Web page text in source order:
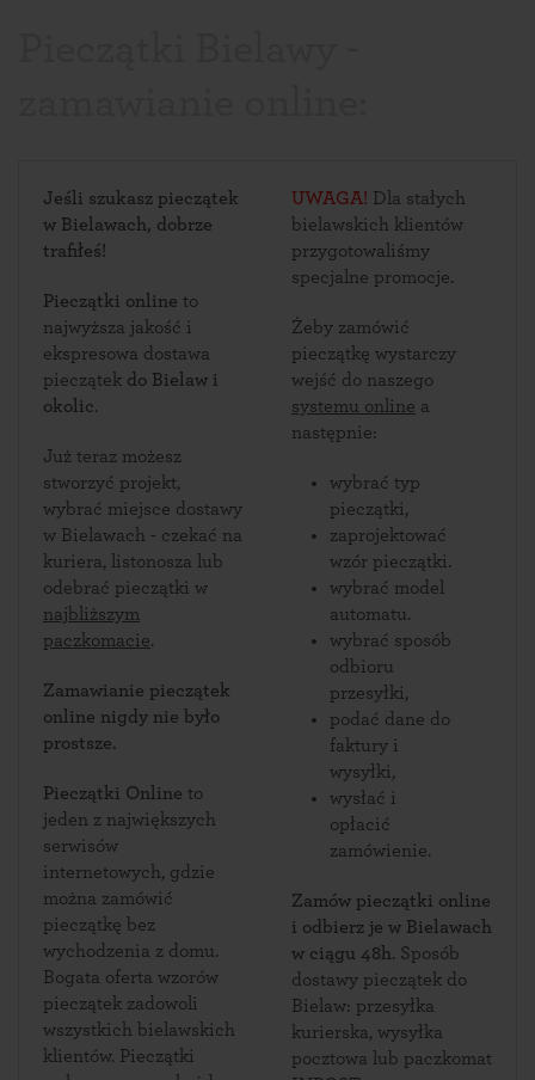
Jeśli szukasz pieczątek
w Bielawach, dobrze
trafiłeś!
Pieczątki online to
najwyższa jakość i
ekspresowa dostawa
pieczątek do Bielaw i
okolic.
Już teraz możesz
stworzyć projekt,
wybrać miejsce dostawy
w Bielawach - czekać na
kuriera, listonosza lub
odebrać pieczątki w
najbliższym
paczkomacie.
Zamawianie pieczątek
online nigdy nie było
prostsze.
Pieczątki Online to
jeden z największych
serwisów
internetowych, gdzie
można zamówić
pieczątkę bez
wychodzenia z domu.
Bogata oferta wzorów
pieczątek zadowoli
wszystkich bielawskich
klientów. Pieczątki
UWAGA! Dla stałych
bielawskich klientów
przygotowaliśmy
specjalne promocje.
Żeby zamówić
pieczątkę wystarczy
wejść do naszego
systemu online a
następnie:
wybrać typ
pieczątki,
zaprojektować
wzór pieczątki.
wybrać model
automatu.
wybrać sposób
odbioru
przesyłki,
podać dane do
faktury i
wysyłki,
wysłać i
opłacić
zamówienie.
Zamów pieczątki online
i odbierz je w Bielawach
w ciągu 48h. Sposób
dostawy pieczątek do
Bielaw: przesyłka
kurierska, wysyłka
pocztowa lub paczkomat